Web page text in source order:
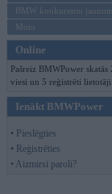
BMW konkurentu
Moto
Online
Pašreiz BMWPower skatās
viesi un 5 reģistrēti lietotāji.
Ienākt BMWPower
• Pieslēgties
• Reģistrēties
• Aizmirsi paroli?